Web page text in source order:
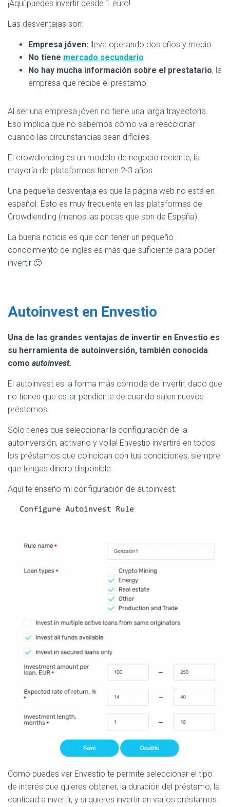
¡Aquí puedes invertir desde 1 euro!
Las desventajas son:
Empresa jóven: lleva operando dos años y medio
No tiene mercado secundario
No hay mucha información sobre el prestatario, la
empresa que recibe el préstamo
Al ser una empresa jóven no tiene una larga trayectoria.
Eso implica que no sabemos cómo va a reaccionar
cuando las circunstancias sean difíciles.
El crowdlending es un modelo de negocio reciente, la
mayoría de plataformas tienen 2-3 años.
Una pequeña desventaja es que la página web no está en
español. Esto es muy frecuente en las plataformas de
Crowdlending (menos las pocas que son de España).
La buena noticia es que con tener un pequeño
conocimiento de inglés es más que suficiente para poder
invertir 🙂
Autoinvest en Envestio
Una de las grandes ventajas de invertir en Envestio es
su herramienta de autoinversión, también conocida
como autoinvest.
El autoinvest es la forma más cómoda de invertir, dado que
no tienes que estar pendiente de cuando salen nuevos
préstamos.
Sólo tienes que seleccionar la configuración de la
autoinversión, activarlo y voila! Envestio invertirá en todos
los préstamos que coincidan con tus condiciones, siempre
que tengas dinero disponible.
Aquí te enseño mi configuración de autoinvest:
Como puedes ver Envestio te permite seleccionar el tipo
de interés que quieres obtener, la duración del préstamo, la
cantidad a invertir, y si quieres invertir en varios préstamos